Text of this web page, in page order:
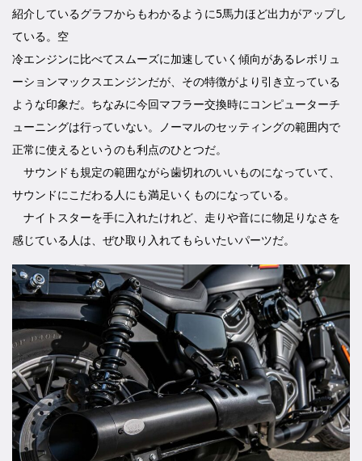
紹介しているグラフからもわかるように5馬力ほど出力がアップし
ている。空
冷エンジンに比べてスムーズに加速していく傾向があるレボリュ
ーションマックスエンジンだが、その特徴がより引き立っている
ような印象だ。ちなみに今回マフラー交換時にコンピューターチ
ューニングは行っていない。ノーマルのセッティングの範囲内で
正常に使えるというのも利点のひとつだ。
サウンドも規定の範囲ながら歯切れのいいものになっていて、
サウンドにこだわる人にも満足いくものになっている。
ナイトスターを手に入れたけれど、走りや音にに物足りなさを
感じている人は、ぜひ取り入れてもらいたいパーツだ。